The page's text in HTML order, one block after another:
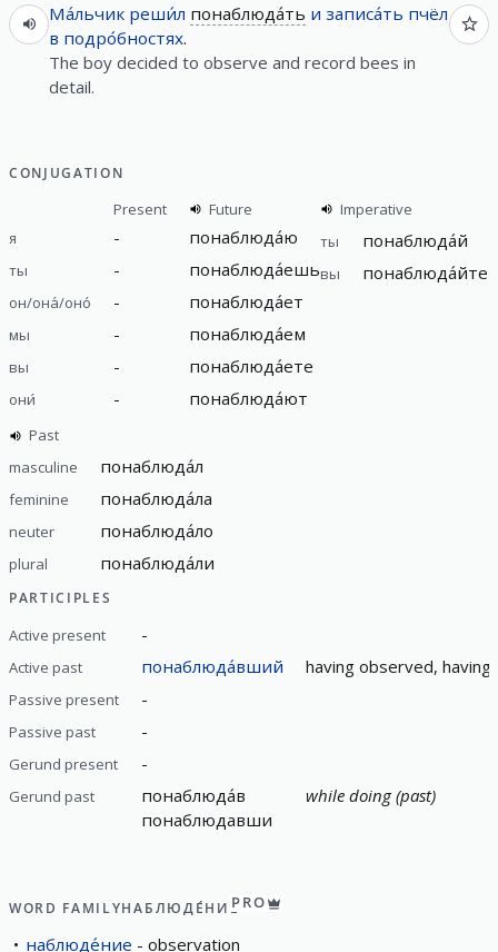
Ма́льчик реши́л понаблюда́ть и записа́ть пчёл
в подро́бностях.
The boy decided to observe and record bees in
detail.
CONJUGATION
Present
Future
я
- понаблюда́ю
ты - понаблюда́ешь
он/она́/оно́ - понаблюда́ет
мы - понаблюда́ем
вы - понаблюда́ете
они́ - понаблюда́ют
Imperative
ты
понаблюда́й
вы понаблюда́йте
Past
masculine
понаблюда́л
feminine понаблюда́ла
neuter понаблюда́ло
plural понаблюда́ли
PARTICIPLES
Active present -
Active past понаблюда́вший having observed, having
Passive present -
Passive past -
Gerund present -
Gerund past
понаблюда́в
понаблюдавши
while doing (past)
WORD FAMILYНАБЛЮДЕ́НИЕPRO
наблюде́ние observation